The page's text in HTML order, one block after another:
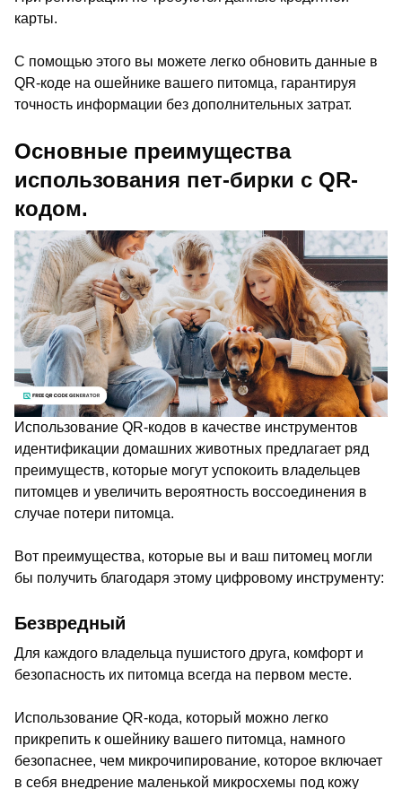
карты.
С помощью этого вы можете легко обновить данные в
QR-коде на ошейнике вашего питомца, гарантируя
точность информации без дополнительных затрат.
Основные преимущества
использования пет-бирки с QR-
кодом.
Использование QR-кодов в качестве инструментов
идентификации домашних животных предлагает ряд
преимуществ, которые могут успокоить владельцев
питомцев и увеличить вероятность воссоединения в
случае потери питомца.
Вот преимущества, которые вы и ваш питомец могли
бы получить благодаря этому цифровому инструменту:
Безвредный
Для каждого владельца пушистого друга, комфорт и
безопасность их питомца всегда на первом месте.
Использование QR-кода, который можно легко
прикрепить к ошейнику вашего питомца, намного
безопаснее, чем микрочипирование, которое включает
в себя внедрение маленькой микросхемы под кожу